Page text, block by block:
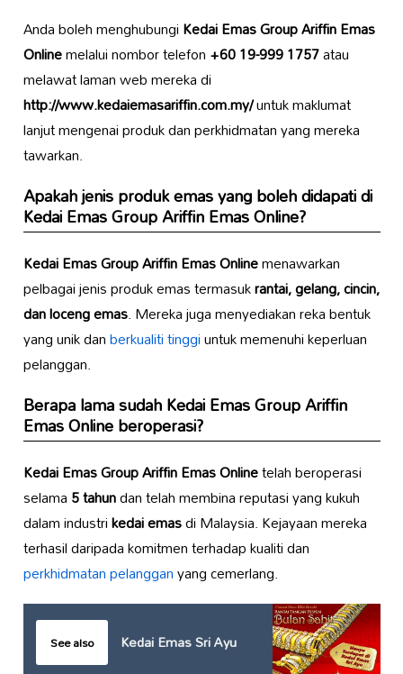
Anda boleh menghubungiKedai Emas Group Ariffin Emas
Onlinemelalui nombor telefon+60 19-999 1757atau
melawat laman web mereka di
http://www.kedaiemasariffin.com.my/untuk maklumat
lanjut mengenai produk dan perkhidmatan yang mereka
tawarkan.
Apakah jenis produk emas yang boleh didapati di
Kedai Emas Group Ariffin Emas Online?
Kedai Emas Group Ariffin Emas Onlinemenawarkan
pelbagai jenis produk emas termasukrantai, gelang, cincin,
dan loceng emas. Mereka juga menyediakan reka bentuk
yang unik danberkualiti tinggiuntuk memenuhi keperluan
pelanggan.
Berapa lama sudahKedai Emas Group Ariffin
Emas Onlineberoperasi?
Kedai Emas Group Ariffin Emas Onlinetelah beroperasi
selama5 tahundan telah membina reputasi yang kukuh
dalam industrikedai emasdi Malaysia. Kejayaan mereka
terhasil daripada komitmen terhadap kualiti dan
perkhidmatan pelangganyang cemerlang.
See also Kedai Emas Sri Ayu